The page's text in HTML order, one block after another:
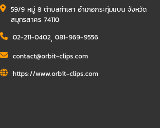
59/9 หมู่ 8 ตำบลท่าเสา อำเภอกระทุ่มแบน จังหวัด
สมุทรสาคร 74110
02-211-0402, 081-969-9556
contact@orbit-clips.com
https://www.orbit-clips.com